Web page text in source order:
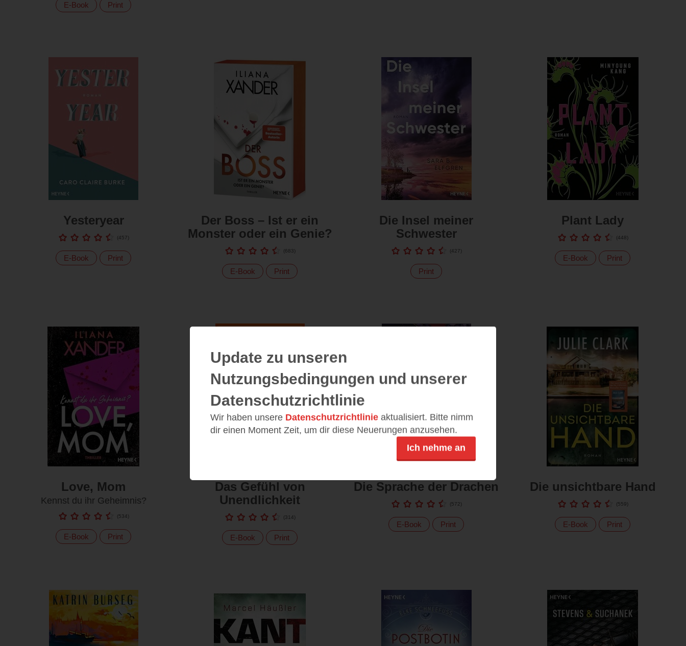
E-Book Print
Yesteryear
(457)
E-Book Print
Der Boss – Ist er ein
Monster oder ein Genie?
(683)
E-Book Print
Die Insel meiner
Schwester
(427)
Print
Plant Lady
(448)
E-Book Print
Love, Mom
Kennst du ihr Geheimnis?
(534)
E-Book Print
Das Gefühl von
Unendlichkeit
(314)
E-Book Print
Die Sprache der Drachen
(572)
E-Book Print
Die unsichtbare Hand
(559)
E-Book Print
Update zu unseren
Nutzungsbedingungen und unserer
Datenschutzrichtlinie
Wir haben unsere Datenschutzrichtlinie aktualisiert. Bitte nimm
dir einen Moment Zeit, um dir diese Neuerungen anzusehen.
Ich nehme an